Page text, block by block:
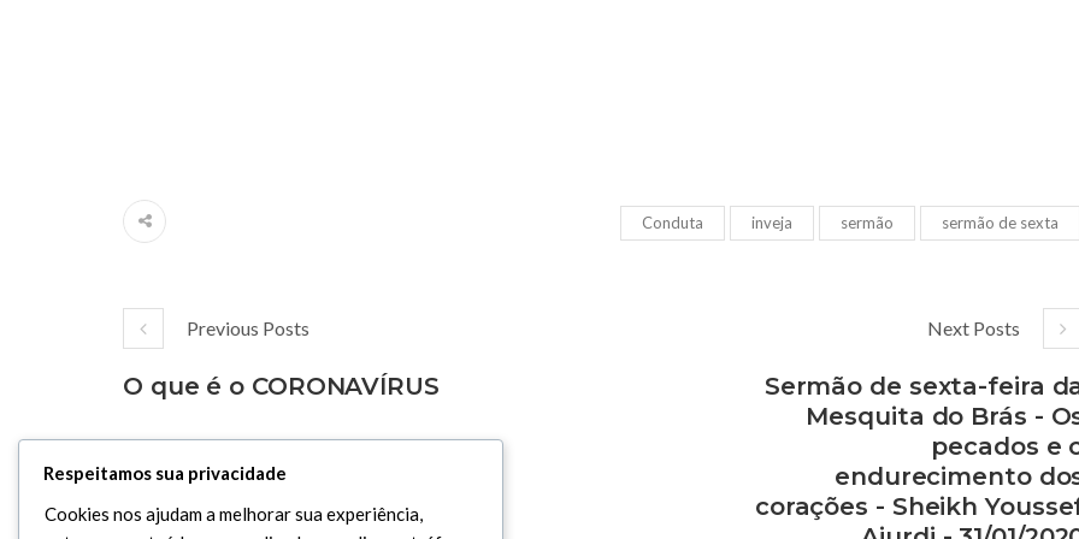
Conduta inveja sermão sermão de sexta
Previous Posts
O que é o CORONAVÍRUS
Next Posts
Sermão de sexta-feira
Mesquita do Brás -
pecados e
endurecimento
corações - Sheikh
Respeitamos sua privacidade
Cookies nos ajudam a melhorar sua experiência,